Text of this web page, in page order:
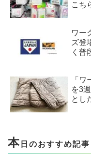
こち
ワー
ズ登
く普
「
を3
とし
本 日のおすすめ記事